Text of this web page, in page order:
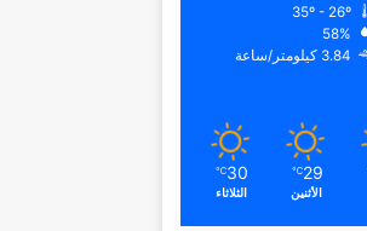
58%
3.84 كيلومتر/ساعة
29
℃
الأثنين
30
℃
الثلاثاء